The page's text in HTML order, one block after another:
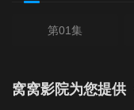
第01集
窝窝影院为您提供